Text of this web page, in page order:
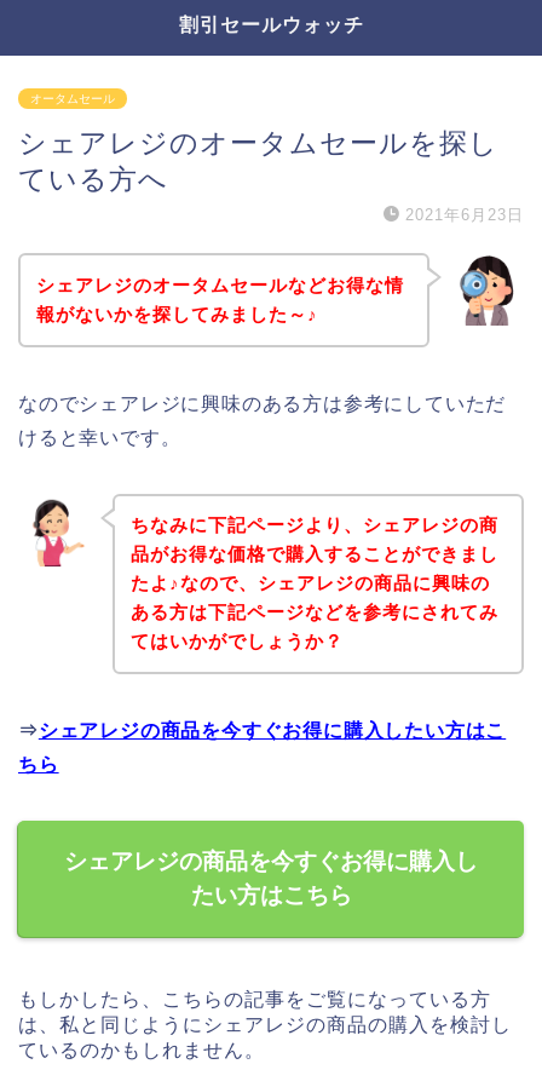
割引セールウォッチ
オータムセール
シェアレジのオータムセールを探し
ている方へ
2021年6月23日
シェアレジのオータムセールなどお得な情
報がないかを探してみました～♪
なのでシェアレジに興味のある方は参考にしていただ
けると幸いです。
ちなみに下記ページより、シェアレジの商
品がお得な価格で購入することができまし
たよ♪なので、シェアレジの商品に興味の
ある方は下記ページなどを参考にされてみ
てはいかがでしょうか？
⇒シェアレジの商品を今すぐお得に購入したい方はこ
ちら
シェアレジの商品を今すぐお得に購入し
たい方はこちら
もしかしたら、こちらの記事をご覧になっている方
は、私と同じようにシェアレジの商品の購入を検討し
ているのかもしれません。